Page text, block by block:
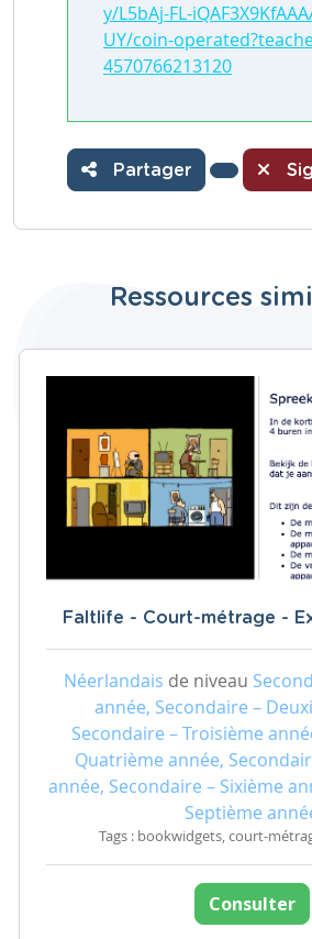
y/L5bAj-FL-
UY/coin-
4570766213120
Partager
Ressources
Faltlife - Court-métrage -
Néerlandais de niveau
année, Secondaire –
Secondaire – Troisième
Quatrième année,
année, Secondaire – Sixième
Septième
Tags : bookwidgets, court-
Consulter